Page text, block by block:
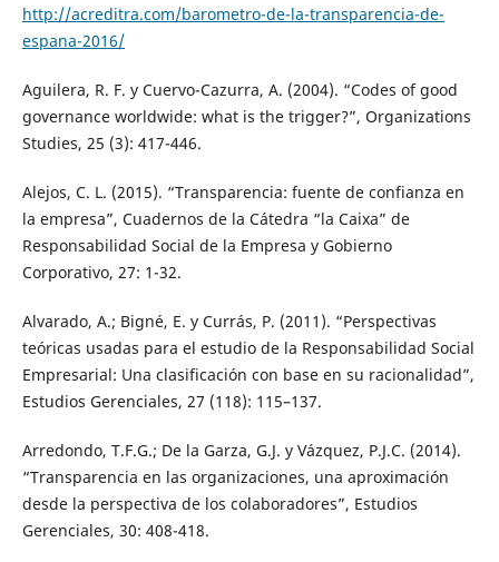
http://acreditra.com/barometro-de-la-transparencia-de-
espana-2016/
Aguilera, R. F. y Cuervo-Cazurra, A. (2004). “Codes of good
governance worldwide: what is the trigger?”, Organizations
Studies, 25 (3): 417-446.
Alejos, C. L. (2015). “Transparencia: fuente de confianza en
la empresa”, Cuadernos de la Cátedra “la Caixa” de
Responsabilidad Social de la Empresa y Gobierno
Corporativo, 27: 1-32.
Alvarado, A.; Bigné, E. y Currás, P. (2011). “Perspectivas
teóricas usadas para el estudio de la Responsabilidad Social
Empresarial: Una clasificación con base en su racionalidad”,
Estudios Gerenciales, 27 (118): 115–137.
Arredondo, T.F.G.; De la Garza, G.J. y Vázquez, P.J.C. (2014).
“Transparencia en las organizaciones, una aproximación
desde la perspectiva de los colaboradores”, Estudios
Gerenciales, 30: 408-418.